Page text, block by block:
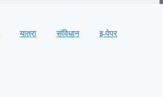
यात्रा संविधान इ-पेपर